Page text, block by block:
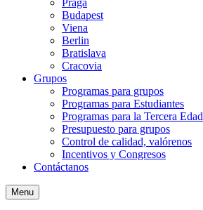
Praga
Budapest
Viena
Berlin
Bratislava
Cracovia
Grupos
Programas para grupos
Programas para Estudiantes
Programas para la Tercera Edad
Presupuesto para grupos
Control de calidad, valórenos
Incentivos y Congresos
Contáctanos
Menu